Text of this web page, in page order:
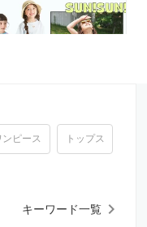
を日常に
ンピース トップス
キーワード一覧keyboard_arrow_right